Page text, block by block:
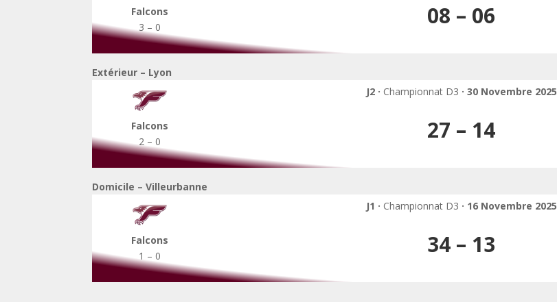
Falcons
3 – 0
08 – 06
Extérieur – Lyon
Falcons
2 – 0
J2 · Championnat D3 · 30 Novembre 2025
27 – 14
Domicile – Villeurbanne
Falcons
1 – 0
J1 · Championnat D3 · 16 Novembre 2025
34 – 13